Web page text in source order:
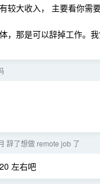
大收入， 主要看你需
，那是可以辞掉工作。
辞了想做 remote job 了
左右吧